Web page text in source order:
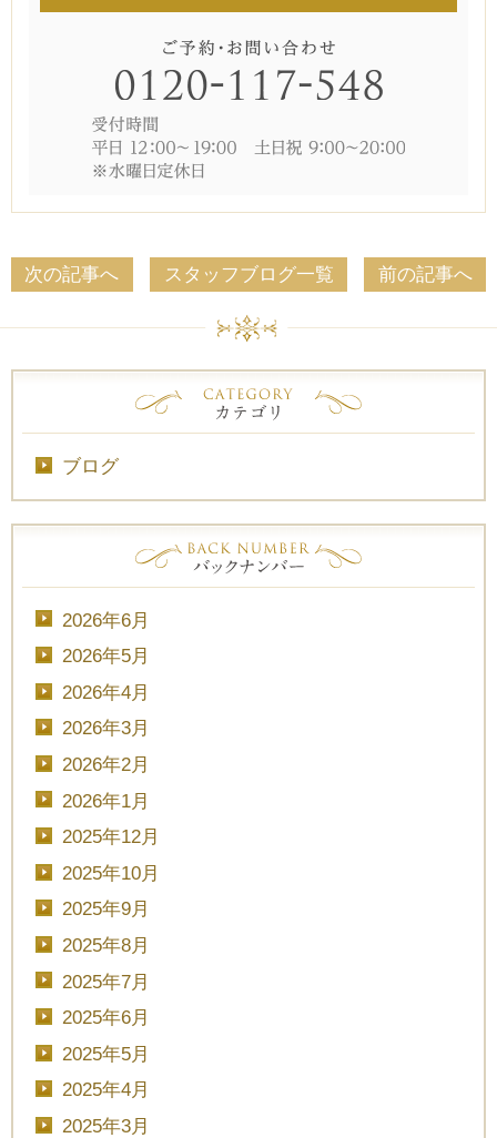
スタッフブログ一覧
次の記事へ 前の記事へ
ブログ
2026年6月
2026年5月
2026年4月
2026年3月
2026年2月
2026年1月
2025年12月
2025年10月
2025年9月
2025年8月
2025年7月
2025年6月
2025年5月
2025年4月
2025年3月